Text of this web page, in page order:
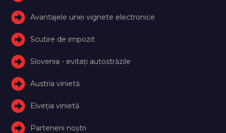
Avantajele unei vignete electronice
Scutire de impozit
Slovenia - evitați autostrăzile
Austria vinietă
Elveţia vinietă
Partenerii noștri